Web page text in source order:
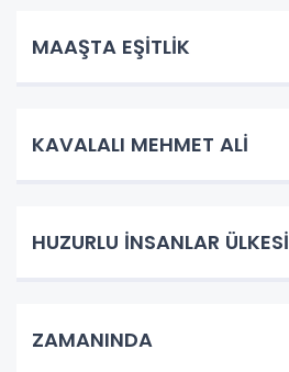
MAAŞTA EŞİTLİK
KAVALALI MEHMET ALİ
HUZURLU İNSANLAR ÜLKESİ
ZAMANINDA